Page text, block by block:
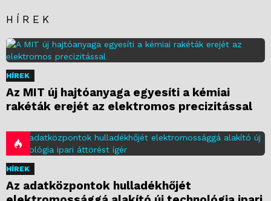
HÍREK
HÍREK
Az MIT új hajtóanyaga egyesíti a kémiai
rakéták erejét az elektromos precizitással
HÍREK
Az adatközpontok hulladékhőjét